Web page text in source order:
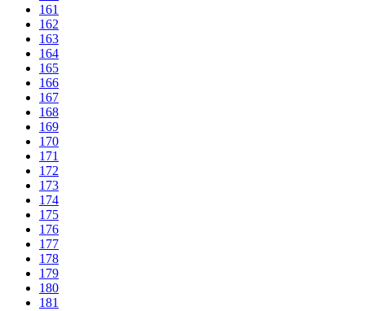
161
162
163
164
165
166
167
168
169
170
171
172
173
174
175
176
177
178
179
180
181